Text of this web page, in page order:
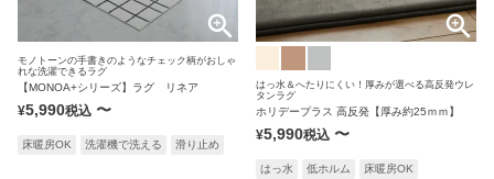
モノトーンの手書きのようなチェック柄がおしゃ
れな洗濯できるラグ
【MONOA+シリーズ】ラグ リネア
¥5,990税込 〜
床暖房OK 洗濯機で洗える 滑り止め
はっ水＆へたりにくい！厚みが選べる高反発ウレ
タンラグ
ホリデープラス 高反発【厚み約25ｍｍ】
¥5,990税込 〜
はっ水 低ホルム
床暖房OK